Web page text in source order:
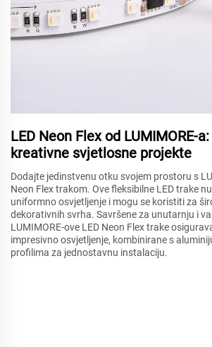
LED Neon Flex od LUMIMORE-
kreativne svjetlosne projekte
Dodajte jedinstvenu otku svojem prostoru s
Neon Flex trakom. Ove fleksibilne LED trake
uniformno osvjetljenje i mogu se koristiti za
dekorativnih svrha. Savršene za unutarnju i
LUMIMORE-ove LED Neon Flex trake
impresivno osvjetljenje, kombinirane s
profilima za jednostavnu instalaciju.